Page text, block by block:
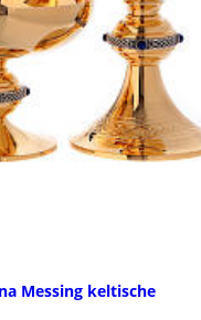
Messing keltische